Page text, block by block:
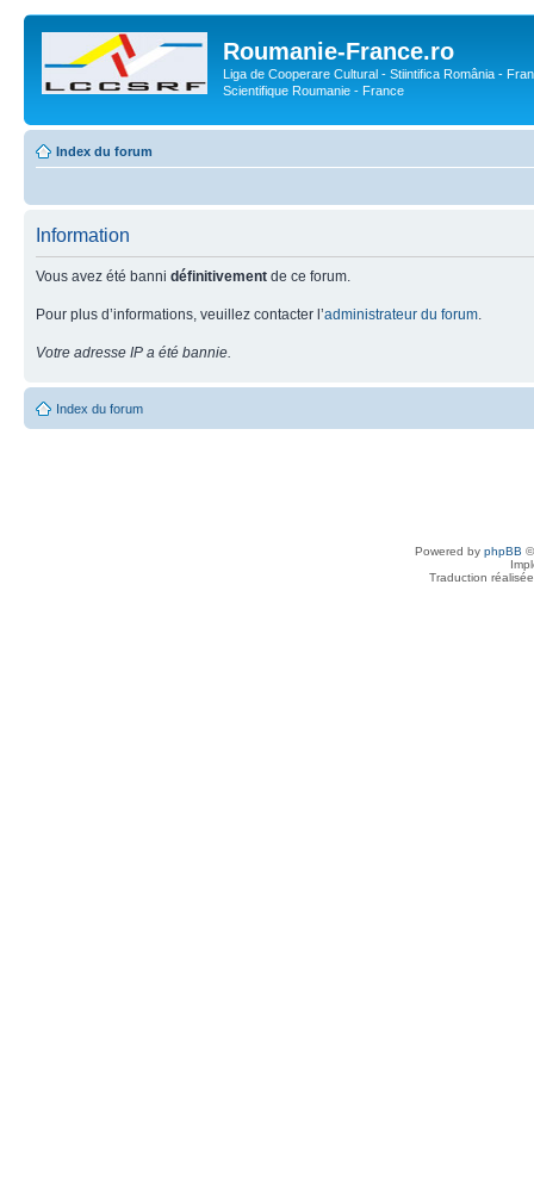
Roumanie-France.ro
Liga de Cooperare Cultural - Stiintifica România -
Scientifique Roumanie - France
Index du forum
Information
Vous avez été banni définitivement de ce forum.
Pour plus d’informations, veuillez contacter l’administrateur du forum
Votre adresse IP a été bannie.
Index du forum
Powered by phpBB
Traduction